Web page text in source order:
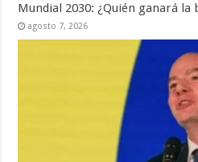
Mundial 2030: ¿Quién ganará
agosto 7, 2026